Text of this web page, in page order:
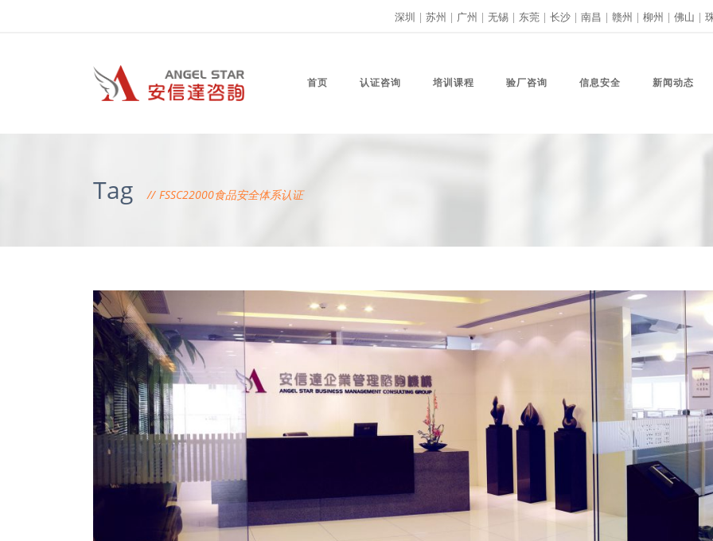
深圳 | 苏州 | 广州 | 无锡 | 东莞 | 长沙 | 南昌 | 赣州 | 柳州 | 佛山 |
首页 认证咨询 培训课程 验厂咨询 信息安全 新闻动态
Tag FSSC22000食品安全体系认证